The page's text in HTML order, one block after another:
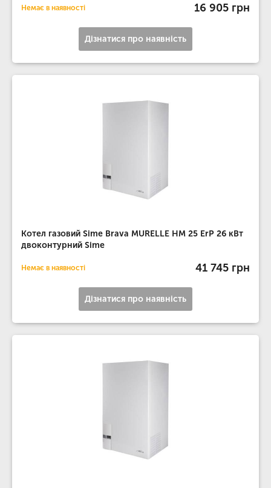
Немає в наявності 16 905 грн
Дізнатися про наявність
Котел газовий Sime Brava MURELLE HM 25 ErP 26 кВт
двоконтурний Sime
Немає в наявності 41 745 грн
Дізнатися про наявність